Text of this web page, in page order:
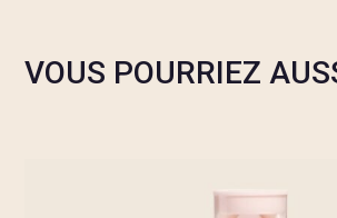
VOUS POURRIEZ